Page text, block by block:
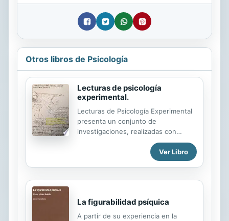
Otros libros de Psicología
Lecturas de psicología
experimental.
Lecturas de Psicología Experimental
presenta un conjunto de
investigaciones, realizadas con
metodología experimental, sobre los
principales procesos psicológicos
básicos (memoria, atención,
pensamiento y lenguaje, y
gestó con la idea de ampliar y reunir,
en formato de capítulo breve,
Ver Libro
La figurabilidad psíquica
A partir de su experiencia en la